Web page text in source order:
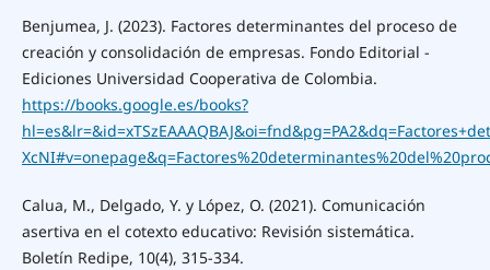
Benjumea, J. (2023). Factores determinantes del proceso de
creación y consolidación de empresas. Fondo Editorial -
Ediciones Universidad Cooperativa de Colombia.
https://books.google.es/books?
Calua, M., Delgado, Y. y López, O. (2021). Comunicación
asertiva en el cotexto educativo: Revisión sistemática.
Boletín Redipe, 10(4), 315-334.